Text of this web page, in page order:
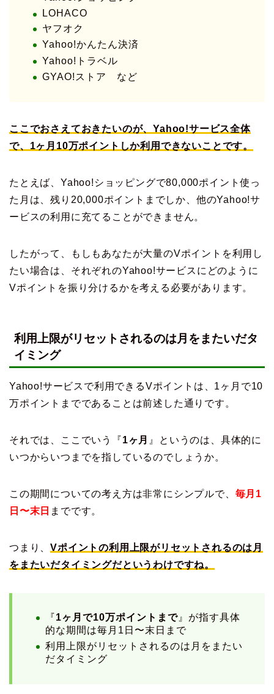
LOHACO
ヤフオク
Yahoo!かんたん決済
Yahoo!トラベル
GYAO!ストア など
ここでおさえておきたいのが、Yahoo!サービス全体
で、1ヶ月10万ポイントしか利用できないことです。
たとえば、Yahoo!ショッピングで80,000ポイント使っ
た月は、残り20,000ポイントまでしか、他のYahoo!サ
ービスの利用に充てることができません。
したがって、もしもあなたが大量のVポイントを利用し
たい場合は、それぞれのYahoo!サービスにどのように
Vポイントを振り分けるかを考える必要があります。
利用上限がリセットされるのは月をまたいだタ
イミング
Yahoo!サービスで利用できるVポイントは、1ヶ月で10
万ポイントまでであることは前述した通りです。
それでは、ここでいう『1ヶ月 』というのは、具体的に
いつからいつまでを指しているのでしょうか。
この期間についての考え方は非常にシンプルで、 毎月1
日〜末日 までです。
つまり、Vポイントの利用上限がリセットされるのは月
をまたいだタイミングだというわけですね。
『1ヶ月で10万ポイントまで 』が指す具体
的な期間は毎月1日〜末日まで
利用上限がリセットされるのは月をまたい
だタイミング